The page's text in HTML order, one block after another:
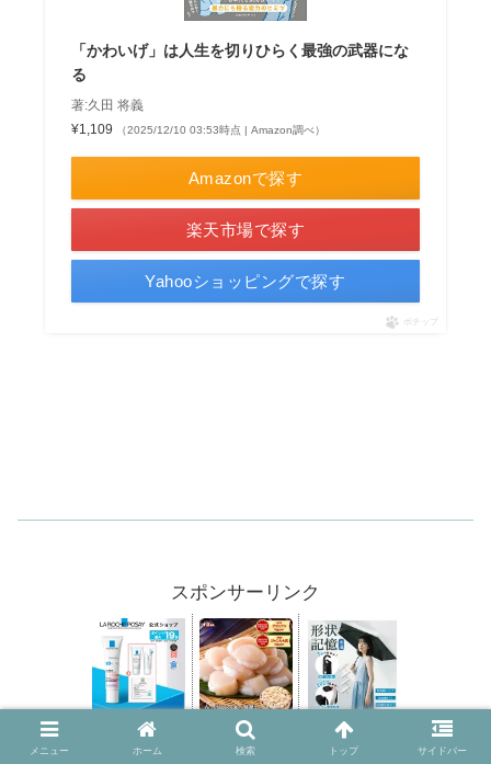
「かわいげ」は人生を切りひらく最強の武器にな
る
著:久田 将義
¥1,109
（2025/12/10 03:53時点 | Amazon調べ）
Amazonで探す
楽天市場で探す
Yahooショッピングで探す
ポチップ
スポンサーリンク
メニュー ホーム 検索 トップ サイドバー